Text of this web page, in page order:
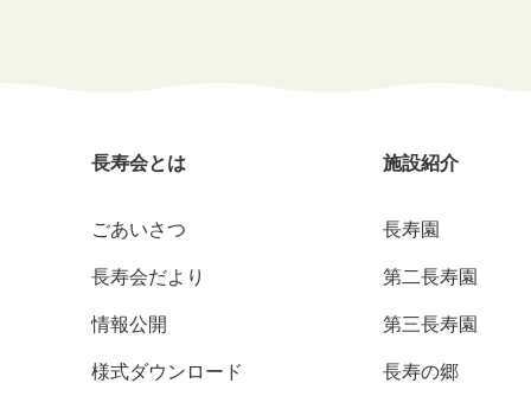
長寿会とは
ごあいさつ
長寿会だより
情報公開
様式ダウンロード
施設紹介
長寿園
第二長寿園
第三長寿園
長寿の郷